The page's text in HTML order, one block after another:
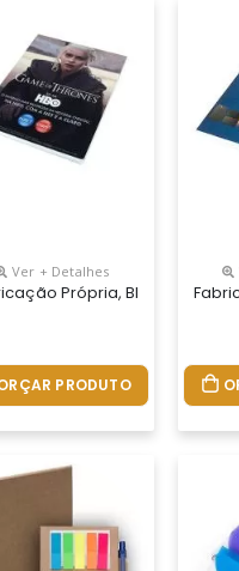
Utilidade, O
Ver + Detalhes
Própria, Blocos
PRODUTO